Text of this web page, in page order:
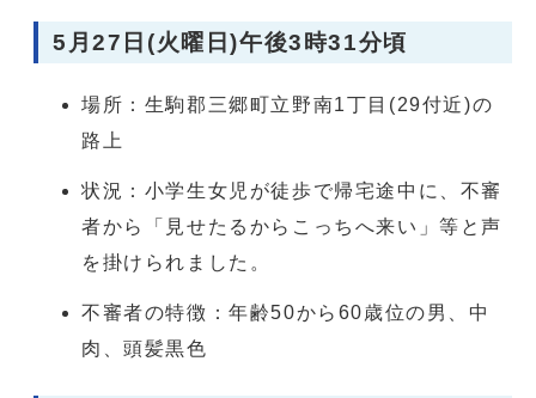
5月27日(火曜日)午後3時31分頃
場所：生駒郡三郷町立野南1丁目(29付近)の
路上
状況：小学生女児が徒歩で帰宅途中に、不審
者から「見せたるからこっちへ来い」等と声
を掛けられました。
不審者の特徴：年齢50から60歳位の男、中
肉、頭髪黒色